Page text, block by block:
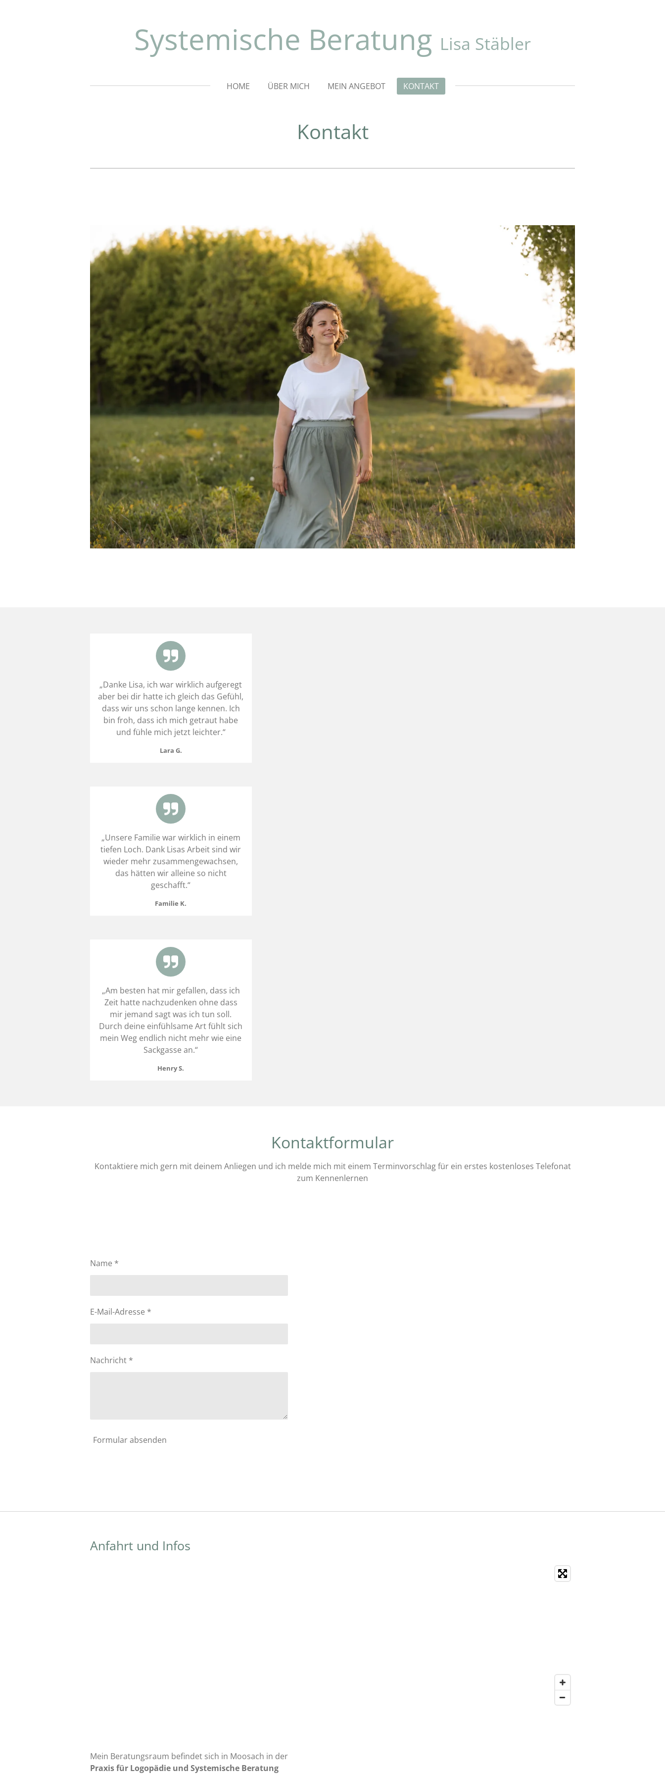
Systemische Beratung Lisa Stäbler
HOME ÜBER MICH MEIN ANGEBOT KONTAKT
Kontakt
„Danke Lisa, ich war wirklich aufgeregt
aber bei dir hatte ich gleich das Gefühl,
dass wir uns schon lange kennen. Ich
bin froh, dass ich mich getraut habe
und fühle mich jetzt leichter.“
Lara G.
„Unsere Familie war wirklich in einem
tiefen Loch. Dank Lisas Arbeit sind wir
wieder mehr zusammengewachsen,
das hätten wir alleine so nicht
geschafft.“
Familie K.
„Am besten hat mir gefallen, dass ich
Zeit hatte nachzudenken ohne dass
mir jemand sagt was ich tun soll.
Durch deine einfühlsame Art fühlt sich
mein Weg endlich nicht mehr wie eine
Sackgasse an.“
Henry S.
Kontaktformular
Kontaktiere mich gern mit deinem Anliegen und ich melde mich mit einem Terminvorschlag für ein erstes kostenloses Telefonat
zum Kennenlernen
Name *
E-Mail-Adresse *
Nachricht *
Formular absenden
Anfahrt und Infos
Mein Beratungsraum befindet sich in Moosach in der
Praxis für Logopädie und Systemische Beratung